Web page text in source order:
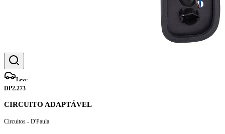
Leve
DP2.273
CIRCUITO ADAPTÁVEL
Circuitos - D'Paula